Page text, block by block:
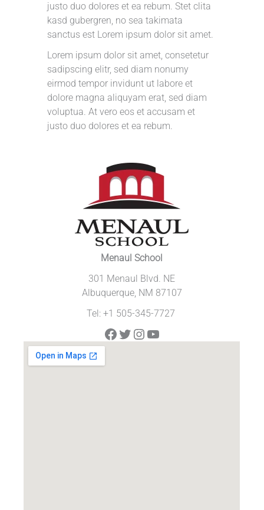
justo duo dolores et ea rebum. Stet clita
kasd gubergren, no sea takimata
sanctus est Lorem ipsum dolor sit amet.
Lorem ipsum dolor sit amet, consetetur
sadipscing elitr, sed diam nonumy
eirmod tempor invidunt ut labore et
dolore magna aliquyam erat, sed diam
voluptua. At vero eos et accusam et
justo duo dolores et ea rebum.
Menaul School
301 Menaul Blvd. NE
Albuquerque, NM 87107
Tel: +1 505-345-7727
Facebook
Twitter
Instagram
YouTube